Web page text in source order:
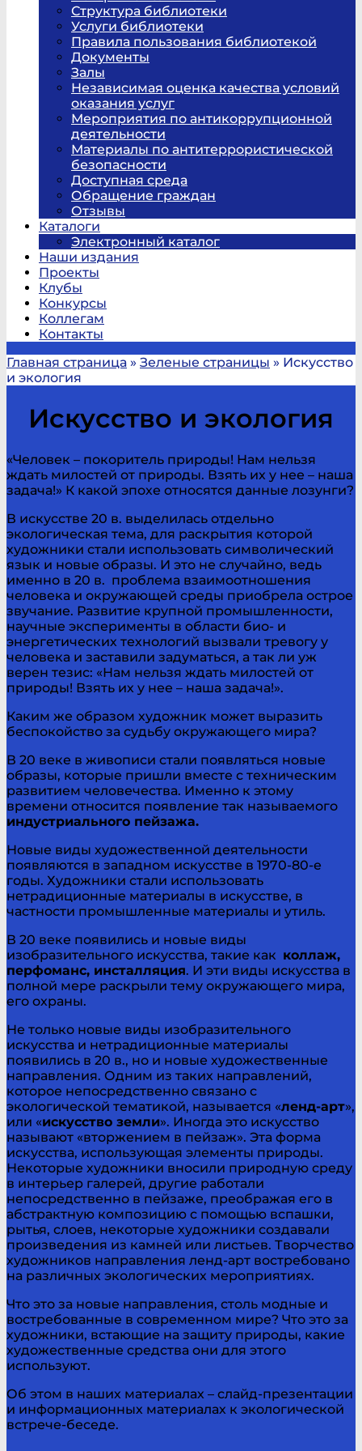
Структура библиотеки
Услуги библиотеки
Правила пользования библиотекой
Документы
Залы
Независимая оценка качества условий
оказания услуг
Мероприятия по антикоррупционной
деятельности
Материалы по антитеррористической
безопасности
Доступная среда
Обращение граждан
Отзывы
Каталоги
Электронный каталог
Наши издания
Проекты
Клубы
Конкурсы
Коллегам
Контакты
Главная страница » Зеленые страницы » Искусство
и экология
Искусство и экология
«Человек – покоритель природы! Нам нельзя
ждать милостей от природы. Взять их у нее – наша
задача!» К какой эпохе относятся данные лозунги?
В искусстве 20 в. выделилась отдельно
экологическая тема, для раскрытия которой
художники стали использовать символический
язык и новые образы. И это не случайно, ведь
именно в 20 в. проблема взаимоотношения
человека и окружающей среды приобрела острое
звучание. Развитие крупной промышленности,
научные эксперименты в области био- и
энергетических технологий вызвали тревогу у
человека и заставили задуматься, а так ли уж
верен тезис: «Нам нельзя ждать милостей от
природы! Взять их у нее – наша задача!».
Каким же образом художник может выразить
беспокойство за судьбу окружающего мира?
В 20 веке в живописи стали появляться новые
образы, которые пришли вместе с техническим
развитием человечества. Именно к этому
времени относится появление так называемого
индустриального пейзажа.
Новые виды художественной деятельности
появляются в западном искусстве в 1970-80-е
годы. Художники стали использовать
нетрадиционные материалы в искусстве, в
частности промышленные материалы и утиль.
В 20 веке появились и новые виды
изобразительного искусства, такие как коллаж,
перфоманс, инсталляция. И эти виды искусства в
полной мере раскрыли тему окружающего мира,
его охраны.
Не только новые виды изобразительного
искусства и нетрадиционные материалы
появились в 20 в., но и новые художественные
направления. Одним из таких направлений,
которое непосредственно связано с
экологической тематикой, называется «ленд-арт»,
или «искусство земли». Иногда это искусство
называют «вторжением в пейзаж». Эта форма
искусства, использующая элементы природы.
Некоторые художники вносили природную среду
в интерьер галерей, другие работали
непосредственно в пейзаже, преображая его в
абстрактную композицию с помощью вспашки,
рытья, слоев, некоторые художники создавали
произведения из камней или листьев. Творчество
художников направления ленд-арт востребовано
на различных экологических мероприятиях.
Что это за новые направления, столь модные и
востребованные в современном мире? Что это за
художники, встающие на защиту природы, какие
художественные средства они для этого
используют.
Об этом в наших материалах – слайд-презентации
и информационных материалах к экологической
встрече-беседе.